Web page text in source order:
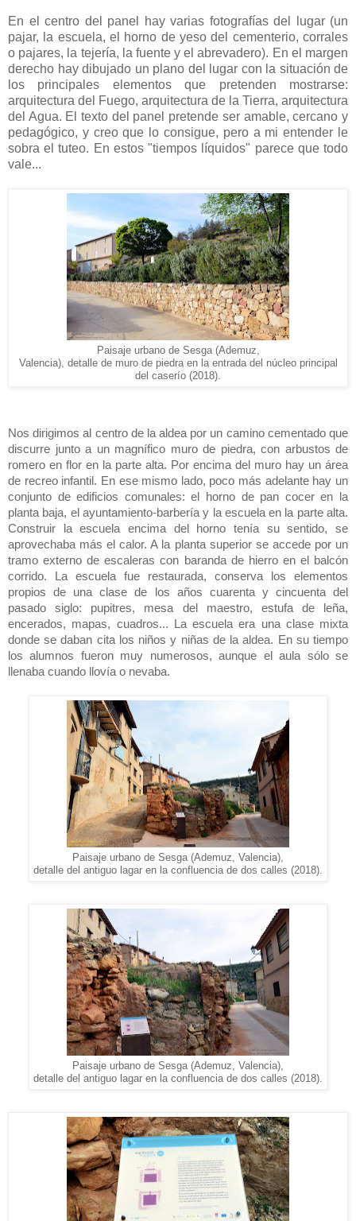
En el centro del panel hay varias fotografías del lugar (un
pajar, la escuela, el horno de yeso del cementerio, corrales
o pajares, la tejería, la fuente y el abrevadero). En el margen
derecho hay dibujado un plano del lugar con la situación de
los principales elementos que pretenden mostrarse:
arquitectura del Fuego, arquitectura de la Tierra, arquitectura
del Agua. El texto del panel pretende ser amable, cercano y
pedagógico, y creo que lo consigue, pero a mi entender le
sobra el tuteo. En estos "tiempos líquidos" parece que todo
vale...
Paisaje urbano de Sesga (Ademuz,
Valencia), detalle de muro de piedra en la entrada del núcleo principal
del caserío (2018).
Nos dirigimos al centro de la aldea por un camino cementado que
discurre junto a un magnífico muro de piedra, con arbustos de
romero en flor en la parte alta. Por encima del muro hay un área
de recreo infantil. En ese mismo lado, poco más adelante hay un
conjunto de edificios comunales: el horno de pan cocer en la
planta baja, el ayuntamiento-barbería y la escuela en la parte alta.
Construir la escuela encima del horno tenía su sentido, se
aprovechaba más el calor. A la planta superior se accede por un
tramo externo de escaleras con baranda de hierro en el balcón
corrido. La escuela fue restaurada, conserva los elementos
propios de una clase de los años cuarenta y cincuenta del
pasado siglo: pupitres, mesa del maestro, estufa de leña,
encerados, mapas, cuadros... La escuela era una clase mixta
donde se daban cita los niños y niñas de la aldea. En su tiempo
los alumnos fueron muy numerosos, aunque el aula sólo se
llenaba cuando llovía o nevaba.
Paisaje urbano de Sesga (Ademuz, Valencia),
detalle del antiguo lagar en la confluencia de dos calles (2018).
Paisaje urbano de Sesga (Ademuz, Valencia),
detalle del antiguo lagar en la confluencia de dos calles (2018).